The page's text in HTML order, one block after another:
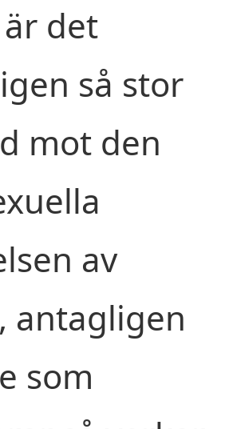
det
så stor
mot den
av
antagligen
som